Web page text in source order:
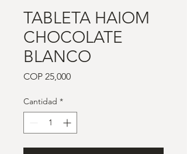
TABLETA HAIOM
CHOCOLATE
BLANCO
COP 25,000Precio
Cantidad *